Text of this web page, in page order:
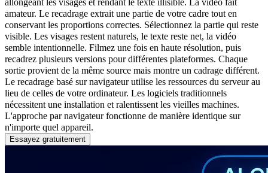
allongeant les visages et rendant le texte illisible. La vidéo fait
amateur. Le recadrage extrait une partie de votre cadre tout en
conservant les proportions correctes. Sélectionnez la partie qui reste
visible. Les visages restent naturels, le texte reste net, la vidéo
semble intentionnelle. Filmez une fois en haute résolution, puis
recadrez plusieurs versions pour différentes plateformes. Chaque
sortie provient de la même source mais montre un cadrage différent.
Le recadrage basé sur navigateur utilise les ressources du serveur au
lieu de celles de votre ordinateur. Les logiciels traditionnels
nécessitent une installation et ralentissent les vieilles machines.
L'approche par navigateur fonctionne de manière identique sur
n'importe quel appareil.
Essayez gratuitement